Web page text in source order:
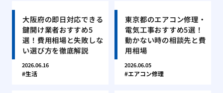
大阪府の即日対応できる
鍵開け業者おすすめ5
選！費用相場と失敗しな
い選び方を徹底解説
2026.06.16
生活
東京都のエアコン修理・
電気工事おすすめ5選！
動かない時の相談先と費
用相場
2026.06.05
エアコン修理